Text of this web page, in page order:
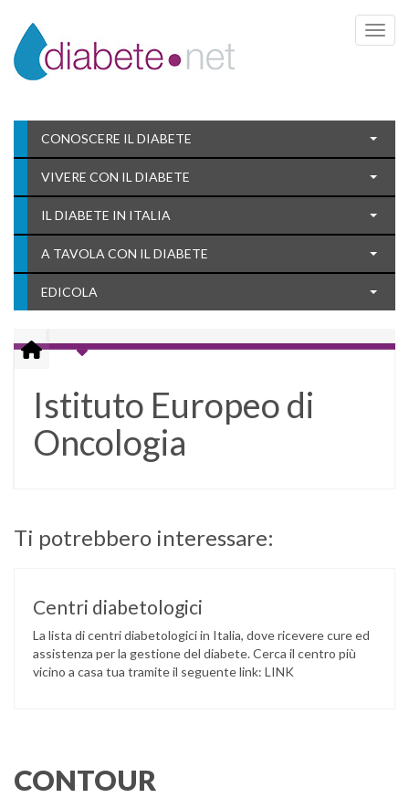
Toggle
CONOSCERE IL DIABETE
VIVERE CON IL DIABETE
IL DIABETE IN ITALIA
A TAVOLA CON IL DIABETE
EDICOLA
Istituto Europeo di
Oncologia
Ti potrebbero interessare:
Centri diabetologici
La lista di centri diabetologici in Italia, dove ricevere cure ed
assistenza per la gestione del diabete. Cerca il centro più
vicino a casa tua tramite il seguente link: LINK
CONTOUR